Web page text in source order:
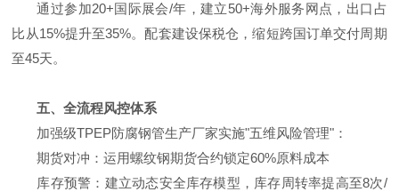
通过参加20+国际展会/年，建立50+海外服务网点，出口占
比从15%提升至35%。配套建设保税仓，缩短跨国订单交付周期
至45天。
五、全流程风控体系
加强级TPEP防腐钢管生产厂家实施"五维风险管理"：
期货对冲：运用螺纹钢期货合约锁定60%原料成本
库存预警：建立动态安全库存模型，库存周转率提高至8次/